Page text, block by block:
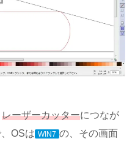
レーザーカッターにつなが
OSは WIN7 の、その画面